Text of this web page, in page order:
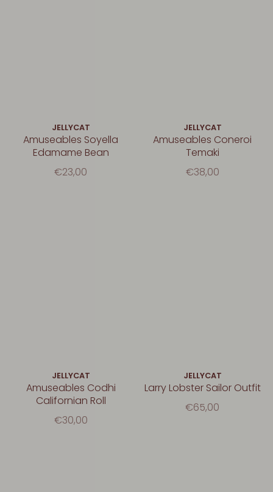
JELLYCAT
Amuseables Soyella
Edamame Bean
€23,00
JELLYCAT
Amuseables Coneroi
Temaki
€38,00
JELLYCAT
Amuseables Codhi
Californian Roll
€30,00
JELLYCAT
Larry Lobster Sailor Outfit
€65,00